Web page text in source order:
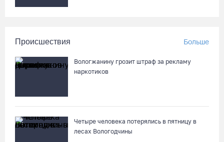
Происшествия Больше
Вологжанину грозит штраф за рекламу
наркотиков
Четыре человека потерялись в пятницу в
лесах Вологодчины